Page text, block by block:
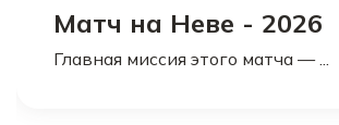
Матч на Неве - 2026
Главная миссия этого матча — ...